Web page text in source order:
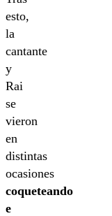
esto,
la
cantante
y
Rai
se
vieron
en
distintas
ocasiones
coqueteando
e